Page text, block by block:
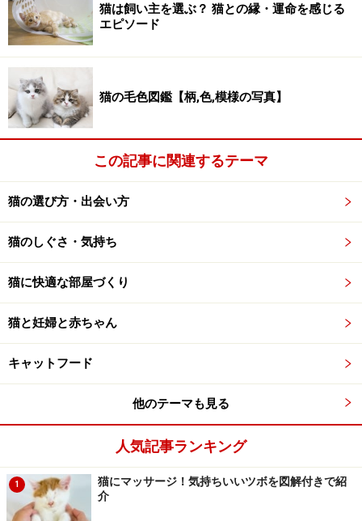
猫は飼い主を選ぶ？ 猫との縁・運命を感じる
エピソード
猫の毛色図鑑【柄,色,模様の写真】
この記事に関連するテーマ
猫の選び方・出会い方
猫のしぐさ・気持ち
猫に快適な部屋づくり
猫と妊婦と赤ちゃん
キャットフード
他のテーマも見る
人気記事ランキング
1
猫にマッサージ！気持ちいいツボを図解付きで紹
介